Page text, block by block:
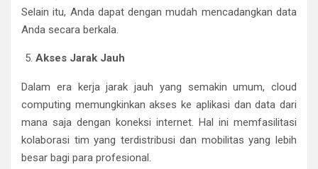
Selain itu, Anda dapat dengan mudah mencadangkan data
Anda secara berkala.
Akses Jarak Jauh
Dalam era kerja jarak jauh yang semakin umum, cloud
computing memungkinkan akses ke aplikasi dan data dari
mana saja dengan koneksi internet. Hal ini memfasilitasi
kolaborasi tim yang terdistribusi dan mobilitas yang lebih
besar bagi para profesional.